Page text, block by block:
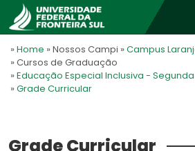
» Home » Nossos Campi » Campus
» Cursos de Graduação
» Educação Especial Inclusiva -
» Grade Curricular
Grade Curricular